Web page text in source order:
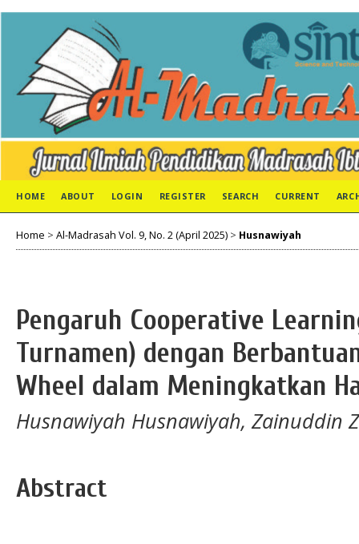
HOME ABOUT LOGIN REGISTER SEARCH CURRENT
Home > Al-Madrasah Vol. 9, No. 2 (April 2025) > Husnawiyah
Pengaruh Cooperative
Turnamen) dengan
Wheel dalam Meningkatkan
Husnawiyah Husnawiyah, Zainuddin
Abstract